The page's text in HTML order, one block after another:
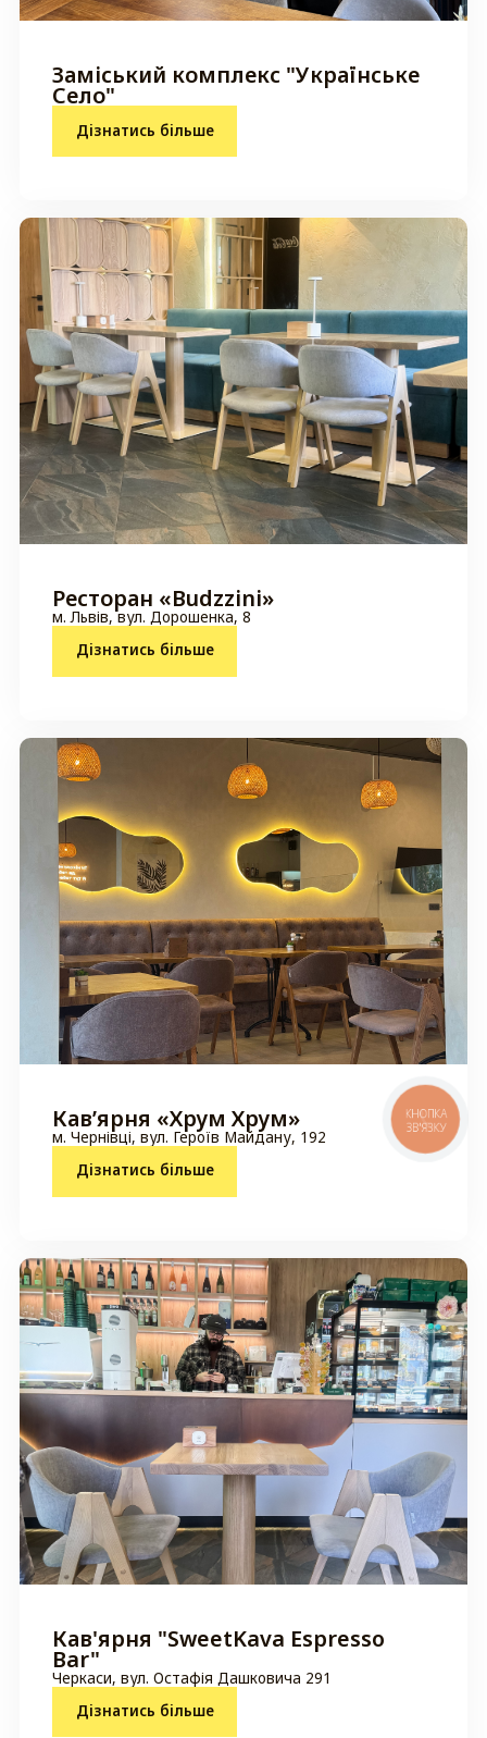
Заміський комплекс "Українське
Село"
Дізнатись більше
Ресторан «Budzzini»
м. Львів, вул. Дорошенка, 8
Дізнатись більше
Кавʼярня «Хрум Хрум»
м. Чернівці, вул. Героїв Майдану, 192
Дізнатись більше
Кав'ярня "SweetKava Espresso
Bar"
Черкаси, вул. Остафія Дашковича 291
Дізнатись більше